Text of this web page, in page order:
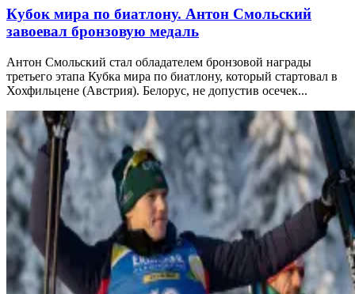
Кубок мира по биатлону. Антон Смольский
завоевал бронзовую медаль
Антон Смольский стал обладателем бронзовой награды
третьего этапа Кубка мира по биатлону, который стартовал в
Хохфильцене (Австрия). Белорус, не допустив осечек...